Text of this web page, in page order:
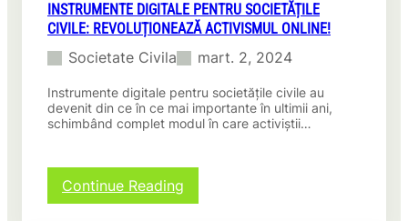
Civile:
Descoperă
Cum
Poți
Ajuta
și
Schimba
INSTRUMENTE DIGITALE PENTRU SOCIETĂȚILE
CIVILE: REVOLUȚIONEAZĂ ACTIVISMUL ONLINE!
Societate Civila mart. 2, 2024
Instrumente digitale pentru societățile civile au
devenit din ce în ce mai importante în ultimii ani,
schimbând complet modul în care activiștii…
Continue Reading
Instrumente